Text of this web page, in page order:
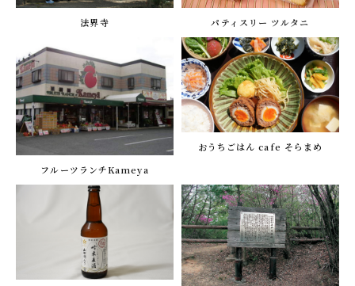
法界寺 パティスリー ツルタニ
フルーツランチKameya
おうちごはん cafe そらまめ